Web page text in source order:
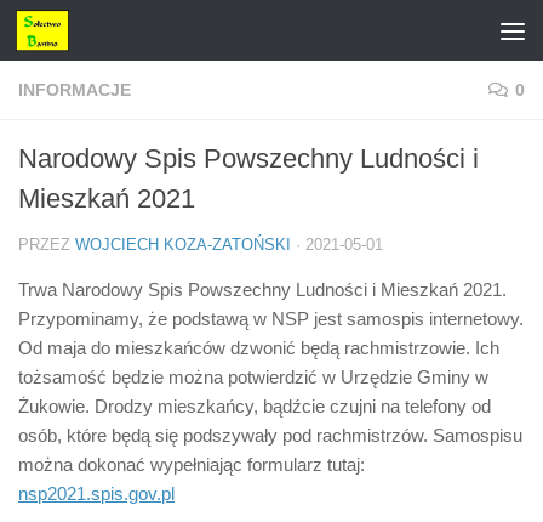
Przejdź do treści
INFORMACJE 0
Narodowy Spis Powszechny Ludności i
Mieszkań 2021
PRZEZ WOJCIECH KOZA-ZATOŃSKI · 2021-05-01
Trwa Narodowy Spis Powszechny Ludności i Mieszkań 2021.
Przypominamy, że podstawą w NSP jest samospis internetowy.
Od maja do mieszkańców dzwonić będą rachmistrzowie. Ich
tożsamość będzie można potwierdzić w Urzędzie Gminy w
Żukowie. Drodzy mieszkańcy, bądźcie czujni na telefony od
osób, które będą się podszywały pod rachmistrzów. Samospisu
można dokonać wypełniając formularz tutaj:
nsp2021.spis.gov.pl